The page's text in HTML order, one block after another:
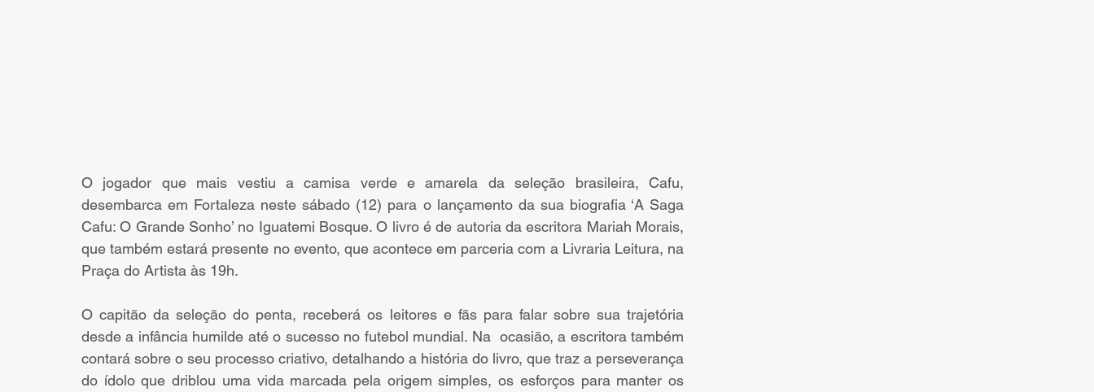
O jogador que mais vestiu a camisa verde e amarela da seleção brasileira, Cafu,
desembarca em Fortaleza neste sábado (12) para o lançamento da sua biografia ‘A Saga
Cafu: O Grande Sonho’ no Iguatemi Bosque. O livro é de autoria da escritora Mariah Morais,
que também estará presente no evento, que acontece em parceria com a Livraria Leitura, na
Praça do Artista às 19h.
O capitão da seleção do penta, receberá os leitores e fãs para falar sobre sua trajetória
desde a infância humilde até o sucesso no futebol mundial. Na  ocasião, a escritora também
contará sobre o seu processo criativo, detalhando a história do livro, que traz a perseverança
do ídolo que driblou uma vida marcada pela origem simples, os esforços para manter os